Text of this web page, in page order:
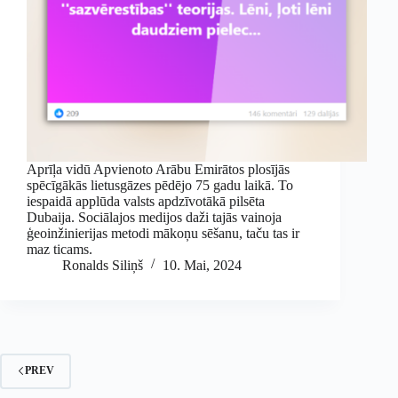
Aprīļa vidū Apvienoto Arābu Emirātos plosījās
spēcīgākās lietusgāzes pēdējo 75 gadu laikā. To
iespaidā applūda valsts apdzīvotākā pilsēta
Dubaija. Sociālajos medijos daži tajās vainoja
ģeoinžinierijas metodi mākoņu sēšanu, taču tas ir
maz ticams.
Ronalds Siliņš
10. Mai, 2024
PREV